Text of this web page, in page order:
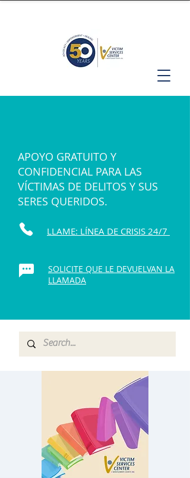
APOYO GRATUITO Y
CONFIDENCIAL PARA LAS
VÍCTIMAS DE DELITOS Y SUS
SERES QUERIDOS.
LLAME: LÍNEA DE CRISIS 24/7
SOLICITE QUE LE DEVUELVAN LA
LLAMADA